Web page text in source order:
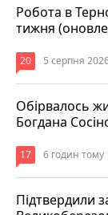
Робота в
тижня
20 5 серпня
Обірвалось
Богдана
17 6 годин тому
Підтвердили